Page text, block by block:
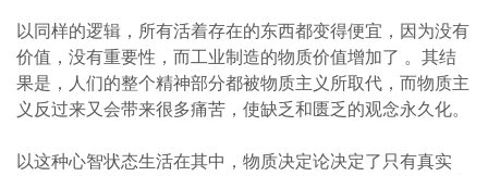
以同样的逻辑，所有活着存在的东西都变得便宜，因为没有
价值，没有重要性，而工业制造的物质价值增加了 。其结
果是，人们的整个精神部分都被物质主义所取代，而物质主
义反过来又会带来很多痛苦，使缺乏和匮乏的观念永久化。
以这种心智状态生活在其中，物质决定论决定了只有真实